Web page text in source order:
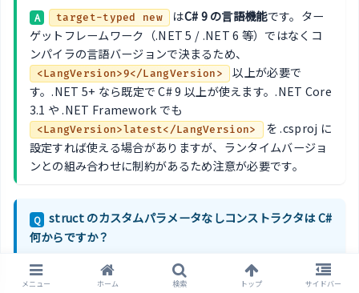
A target-typed new はC# 9 の言語機能です。ター
ゲットフレームワーク（.NET 5 / .NET 6 等）ではなくコ
ンパイラの言語バージョンで決まるため、
<LangVersion>9</LangVersion>
以上が必要で
す。.NET 5+ なら既定で C# 9 以上が使えます。.NET Core
3.1 や .NET Framework でも
<LangVersion>latest</LangVersion>
を .csproj に
設定すれば使える場合がありますが、ランタイムバージョ
ンとの組み合わせに制約があるため注意が必要です。
Q
struct のカスタムパラメータなしコンストラクタは C#
何からですか？
A C# 10（.NET 6+）からです。C# 9 以前は
メニュー ホーム 検索 トップ サイドバー